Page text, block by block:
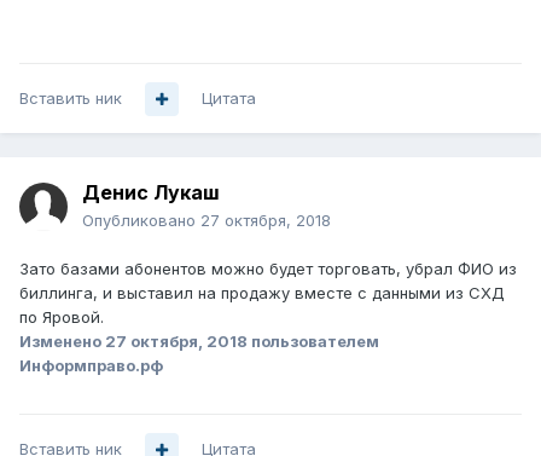
Вставить ник Цитата
Денис Лукаш
Опубликовано 27 октября, 2018
Зато базами абонентов можно будет торговать, убрал ФИО из
биллинга, и выставил на продажу вместе с данными из СХД
по Яровой.
Изменено 27 октября, 2018 пользователем
Информправо.рф
Вставить ник Цитата